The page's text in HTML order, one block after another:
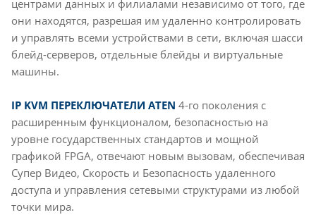
центрами данных и филиалами независимо от того, где
они находятся, разрешая им удаленно контролировать
и управлять всеми устройствами в сети, включая шасси
блейд-серверов, отдельные блейды и виртуальные
машины.
IP KVM ПЕРЕКЛЮЧАТЕЛИ ATEN 4-го поколения с
расширенным функционалом, безопасностью на
уровне государственных стандартов и мощной
графикой FPGA, отвечают новым вызовам, обеспечивая
Супер Видео, Скорость и Безопасность удаленного
доступа и управления сетевыми структурами из любой
точки мира.